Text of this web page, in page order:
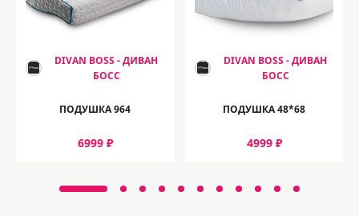
DIVAN BOSS - ДИВАН
БОСС
ПОДУШКА 964
6999 ₽
DIVAN BOSS - ДИВАН
БОСС
ПОДУШКА 48*68
4999 ₽